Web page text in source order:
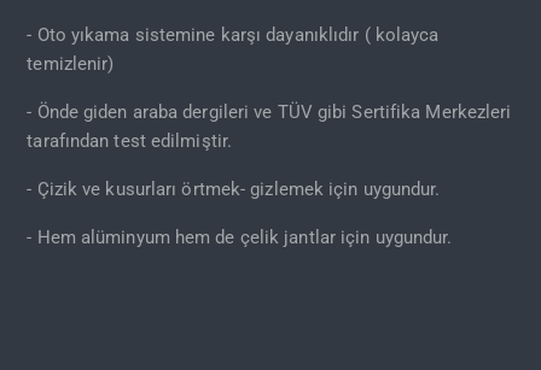
- Oto yıkama sistemine karşı dayanıklıdır ( kolayca
temizlenir)
- Önde giden araba dergileri ve TÜV gibi Sertifika Merkezleri
tarafından test edilmiştir.
- Çizik ve kusurları örtmek- gizlemek için uygundur.
- Hem alüminyum hem de çelik jantlar için uygundur.